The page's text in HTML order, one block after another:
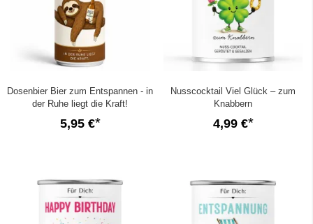
Dosenbier Bier zum Entspannen - in
der Ruhe liegt die Kraft!
5,95 €
Nusscocktail Viel Glück – zum
Knabbern
4,99 €